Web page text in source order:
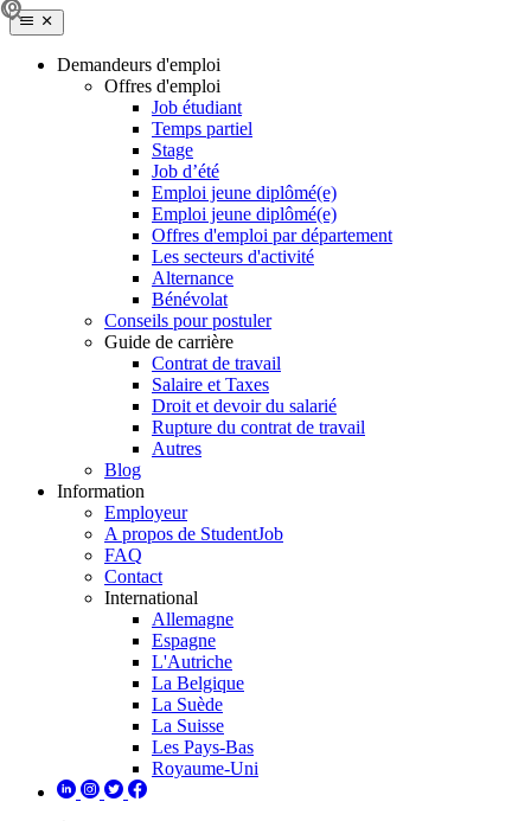
Demandeurs d'emploi
Offres d'emploi
Job étudiant
Temps partiel
Stage
Job d’été
Emploi jeune diplômé(e)
Emploi jeune diplômé(e)
Offres d'emploi par département
Les secteurs d'activité
Alternance
Bénévolat
Conseils pour postuler
Guide de carrière
Contrat de travail
Salaire et Taxes
Droit et devoir du salarié
Rupture du contrat de travail
Autres
Blog
Information
Employeur
A propos de StudentJob
FAQ
Contact
International
Allemagne
Espagne
L'Autriche
La Belgique
La Suède
La Suisse
Les Pays-Bas
Royaume-Uni